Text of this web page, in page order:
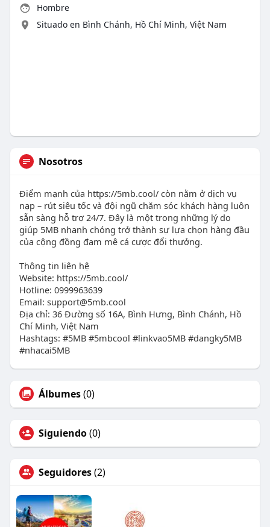
Hombre
Situado en Bình Chánh, Hồ Chí Minh, Việt Nam
Nosotros
Điểm mạnh của https://5mb.cool/ còn nằm ở dịch vụ
nạp – rút siêu tốc và đội ngũ chăm sóc khách hàng luôn
sẵn sàng hỗ trợ 24/7. Đây là một trong những lý do
giúp 5MB nhanh chóng trở thành sự lựa chọn hàng đầu
của cộng đồng đam mê cá cược đổi thưởng.
Thông tin liên hệ
Website: https://5mb.cool/
Hotline: 0999963639
Email: support@5mb.cool
Địa chỉ: 36 Đường số 16A, Bình Hưng, Bình Chánh, Hồ
Chí Minh, Việt Nam
Hashtags: #5MB #5mbcool #linkvao5MB #dangky5MB
#nhacai5MB
Álbumes(0)
Siguiendo(0)
Seguidores(2)